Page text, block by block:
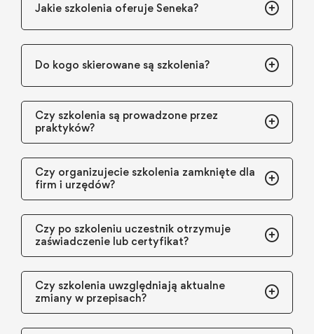
Jakie szkolenia oferuje Seneka?
Do kogo skierowane są szkolenia?
Czy szkolenia są prowadzone przez
praktyków?
Czy organizujecie szkolenia zamknięte dla
firm i urzędów?
Czy po szkoleniu uczestnik otrzymuje
zaświadczenie lub certyfikat?
Czy szkolenia uwzględniają aktualne
zmiany w przepisach?